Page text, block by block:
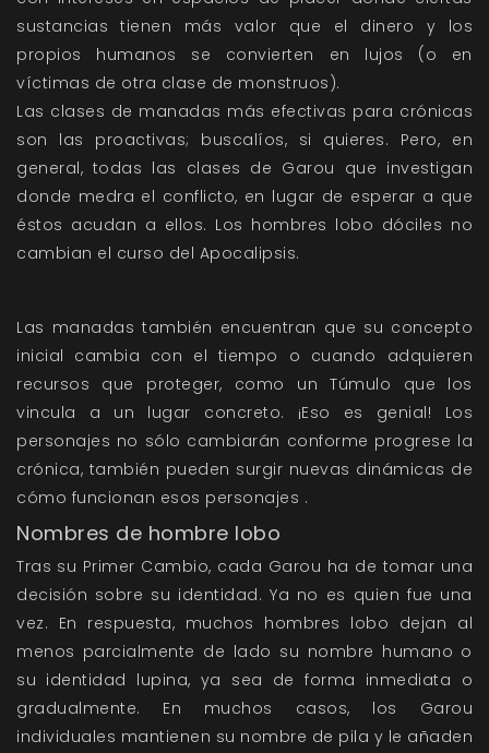
sustancias tienen más valor que el dinero y los
propios humanos se convierten en lujos (o en
víctimas de otra clase de monstruos).
Las clases de manadas más efectivas para crónicas
son las proactivas; buscalíos, si quieres. Pero, en
general, todas las clases de Garou que investigan
donde medra el conflicto, en lugar de esperar a que
éstos acudan a ellos. Los hombres lobo dóciles no
cambian el curso del Apocalipsis.
Las manadas también encuentran que su concepto
inicial cambia con el tiempo o cuando adquieren
recursos que proteger, como un Túmulo que los
vincula a un lugar concreto. ¡Eso es genial! Los
personajes no sólo cambiarán conforme progrese la
crónica, también pueden surgir nuevas dinámicas de
cómo funcionan esos personajes .
Nombres de hombre lobo
Tras su Primer Cambio, cada Garou ha de tomar una
decisión sobre su identidad. Ya no es quien fue una
vez. En respuesta, muchos hombres lobo dejan al
menos parcialmente de lado su nombre humano o
su identidad lupina, ya sea de forma inmediata o
gradualmente. En muchos casos, los Garou
individuales mantienen su nombre de pila y le añaden